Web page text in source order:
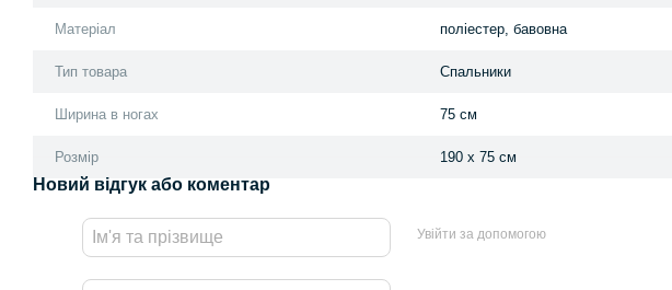
Матеріал поліестер, бавовна
Тип товара Спальники
Ширина в ногах 75 см
Розмір 190 x 75 см
Новий відгук або коментар
Увійти за допомогою